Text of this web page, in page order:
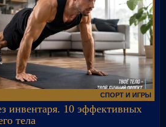
СПОРТ И ИГРЫ
инвентаря. 10 эффективных
тела